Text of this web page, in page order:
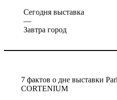
Сегодня выставка
—
Завтра город
7 фактов о дне выставки
CORTENIUM